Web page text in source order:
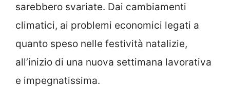
sarebbero svariate. Dai cambiamenti
climatici, ai problemi economici legati a
quanto speso nelle festività natalizie,
all’inizio di una nuova settimana lavorativa
e impegnatissima.